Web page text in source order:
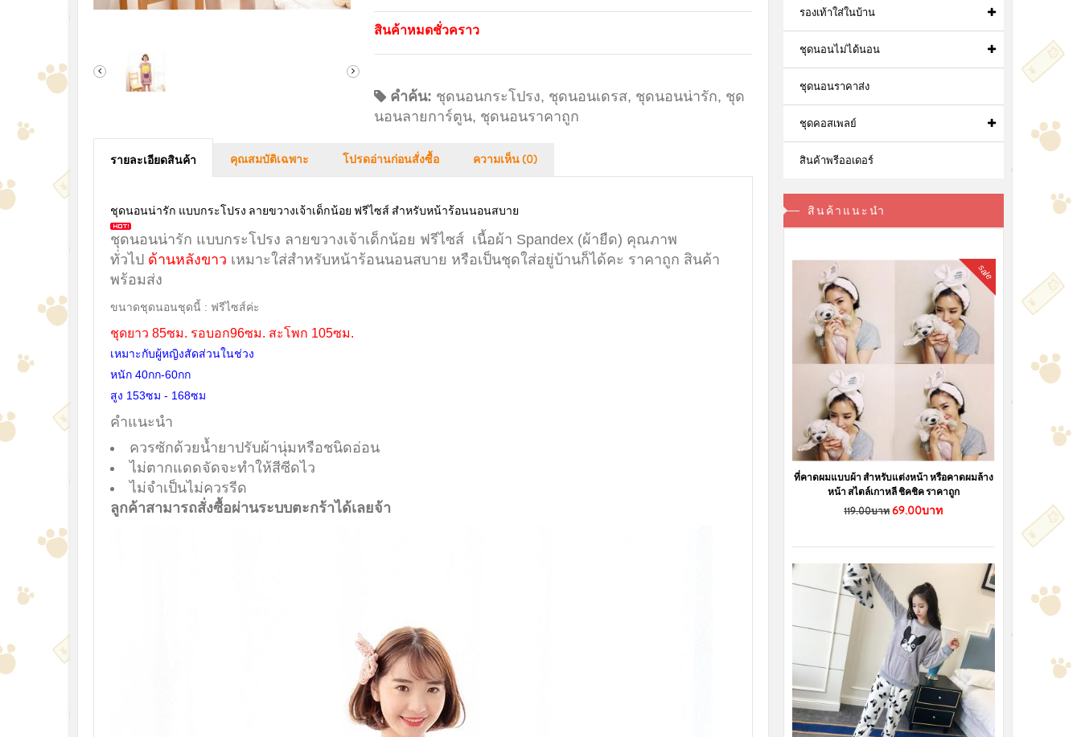
สินค้าหมดชั่วคราว
คำค้น: ชุดนอนกระโปรง, ชุดนอนเดรส, ชุดนอนน่ารัก, ชุด
นอนลายการ์ตูน, ชุดนอนราคาถูก
รายละเอียดสินค้า คุณสมบัติเฉพาะ โปรดอ่านก่อนสั่งซื้อ ความเห็น (0)
ชุดนอนน่ารัก แบบกระโปรง ลายขวางเจ้าเด็กน้อย ฟรีไซส์ สำหรับหน้าร้อนนอนสบาย
ชุดนอนน่ารัก แบบกระโปรง ลายขวางเจ้าเด็กน้อย ฟรีไซส์ เนื้อผ้า Spandex (ผ้ายืด) คุณภาพ
ทั่วไป ด้านหลังขาว เหมาะใส่สำหรับหน้าร้อนนอนสบาย หรือเป็นชุดใส่อยู่บ้านก็ได้คะ ราคาถูก สินค้า
พร้อมส่ง
ขนาดชุดนอนชุดนี้ : ฟรีไซส์ค่ะ
ชุดยาว 85ซม. รอบอก96ซม. สะโพก 105ซม.
เหมาะกับผู้หญิงสัดส่วนในช่วง
หนัก 40กก-60กก
สูง 153ซม - 168ซม
คำแนะนำ
ควรซักด้วยน้ำยาปรับผ้านุ่มหรือชนิดอ่อน
ไม่ตากแดดจัดจะทำให้สีซีดไว
ไม่จำเป็นไม่ควรรีด
ลูกค้าสามารถสั่งซื้อผ่านระบบตะกร้าได้เลยจ้า
รองเท้าใส่ในบ้าน
ชุดนอนไม่ได้นอน
ชุดนอนราคาส่ง
ชุดคอสเพลย์
สินค้าพรีออเดอร์
สินค้าแนะนำ
sale
ที่คาดผมแบบผ้า สำหรับแต่งหน้า หรือคาดผมล้าง
หน้า สไตล์เกาหลี ชิคชิค ราคาถูก
119.00บาท69.00บาท